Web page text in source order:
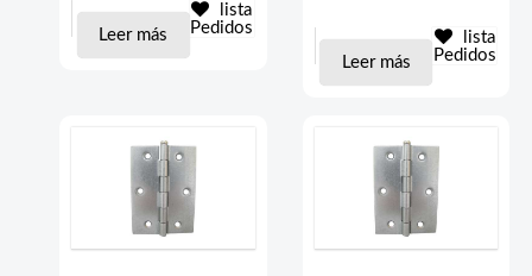
Leer más
lista
Pedidos
Leer más
lista
Pedidos